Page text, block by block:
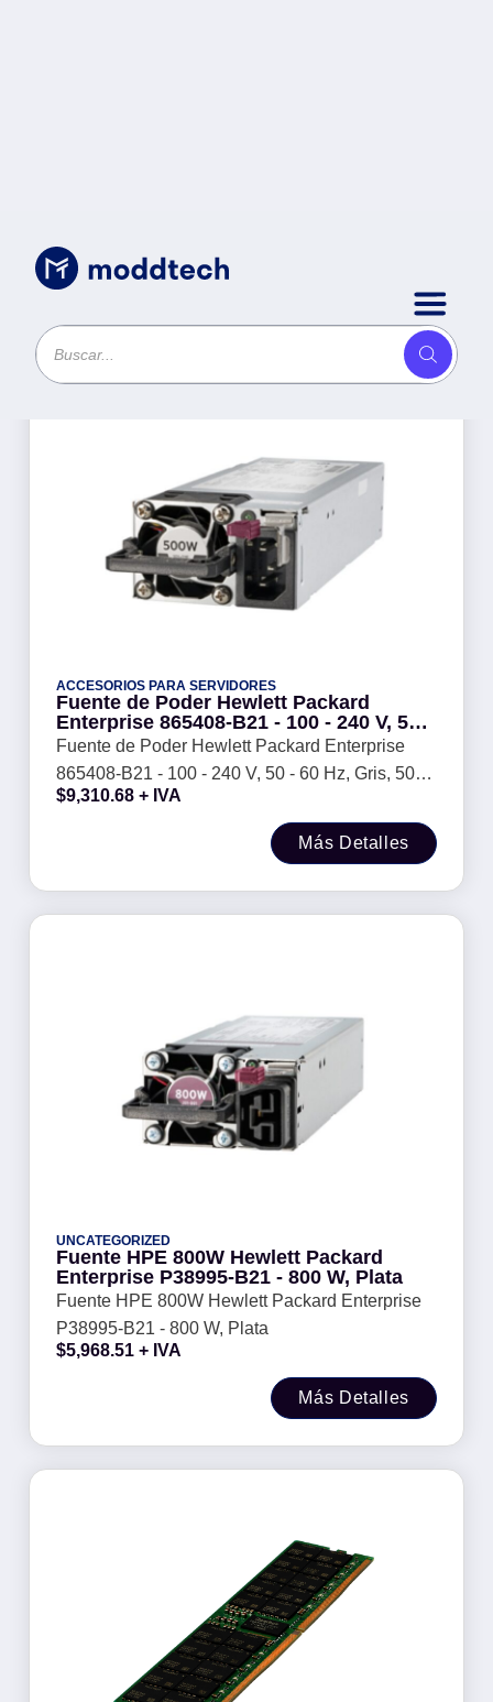
Productos
ACCESORIOS PARA SERVIDORES
Fuente de Poder Hewlett Packard
Enterprise 865408-B21 - 100 - 240 V, 50 -
60 Hz, Gris, 500 W, Servidor
Fuente de Poder Hewlett Packard Enterprise
865408-B21 - 100 - 240 V, 50 - 60 Hz, Gris, 500
W, Servidor
$9,310.68 + IVA
Más Detalles
UNCATEGORIZED
Fuente HPE 800W Hewlett Packard
Enterprise P38995-B21 - 800 W, Plata
Fuente HPE 800W Hewlett Packard Enterprise
P38995-B21 - 800 W, Plata
$5,968.51 + IVA
Más Detalles